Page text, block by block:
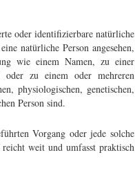
oder identifizierbare natürliche
natürliche Person angesehen,
wie einem Namen, zu einer
oder zu einem oder mehreren
physiologischen, genetischen,
Person sind.
Vorgang oder jede solche
weit und umfasst praktisch